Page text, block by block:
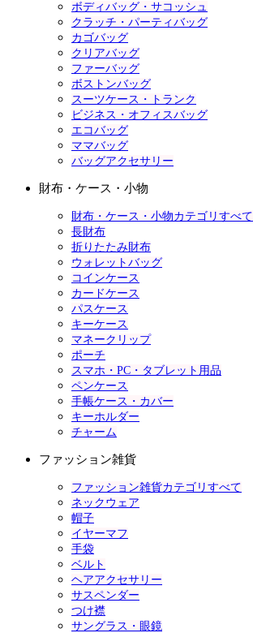
ボディバッグ・サコッシュ
クラッチ・パーティバッグ
カゴバッグ
クリアバッグ
ファーバッグ
ボストンバッグ
スーツケース・トランク
ビジネス・オフィスバッグ
エコバッグ
ママバッグ
バッグアクセサリー
財布・ケース・小物
財布・ケース・小物カテゴリすべて
長財布
折りたたみ財布
ウォレットバッグ
コインケース
カードケース
パスケース
キーケース
マネークリップ
ポーチ
スマホ・PC・タブレット用品
ペンケース
手帳ケース・カバー
キーホルダー
チャーム
ファッション雑貨
ファッション雑貨カテゴリすべて
ネックウェア
帽子
イヤーマフ
手袋
ベルト
ヘアアクセサリー
サスペンダー
つけ襟
サングラス・眼鏡